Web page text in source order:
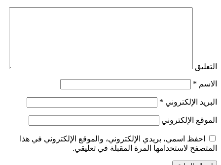
التعليق
الاسم *
البريد الإلكتروني *
الموقع الإلكتروني
احفظ اسمي، بريدي الإلكتروني، والموقع الإلكتروني في هذا
المتصفح لاستخدامها المرة المقبلة في تعليقي.